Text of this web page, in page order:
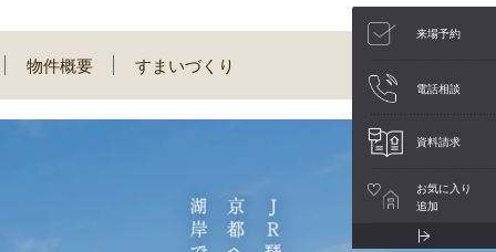
物件概要 すまいづくり
来場予約
電話相談
資料請求
お気に入り
追加